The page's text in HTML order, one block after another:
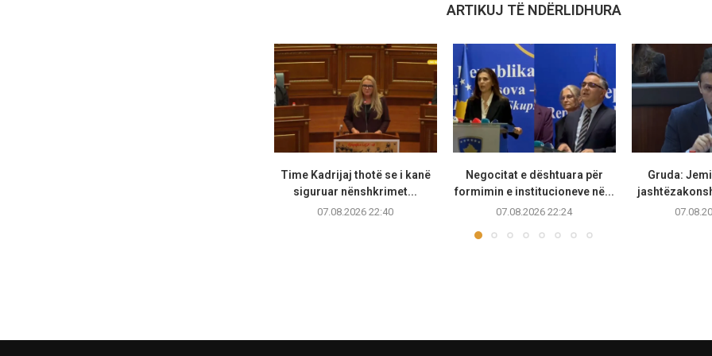
ARTIKUJ TË NDËRLIDHURA
Time Kadrijaj thotë se i kanë
siguruar nënshkrimet...
07.08.2026 22:40
Negocitat e dështuara për
formimin e institucioneve në...
07.08.2026 22:24
Gruda: